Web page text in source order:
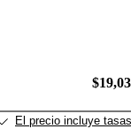
El precio incluye tasas